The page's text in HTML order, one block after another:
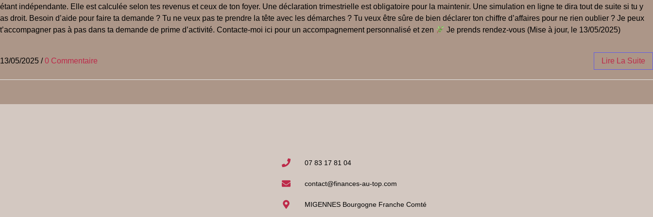
étant indépendante. Elle est calculée selon tes revenus et ceux de ton foyer. Une déclaration trimestrielle est obligatoire pour la maintenir. Une simulation en ligne te dira tout de suite si tu y
as droit. Besoin d’aide pour faire ta demande ? Tu ne veux pas te prendre la tête avec les démarches ? Tu veux être sûre de bien déclarer ton chiffre d’affaires pour ne rien oublier ? Je peux
t’accompagner pas à pas dans ta demande de prime d’activité. Contacte-moi ici pour un accompagnement personnalisé et zen
Je prends rendez-vous (Mise à jour, le 13/05/2025)
13/05/2025 / 0 Commentaire Lire La Suite
07 83 17 81 04
contact@finances-au-top.com
MIGENNES Bourgogne Franche Comté